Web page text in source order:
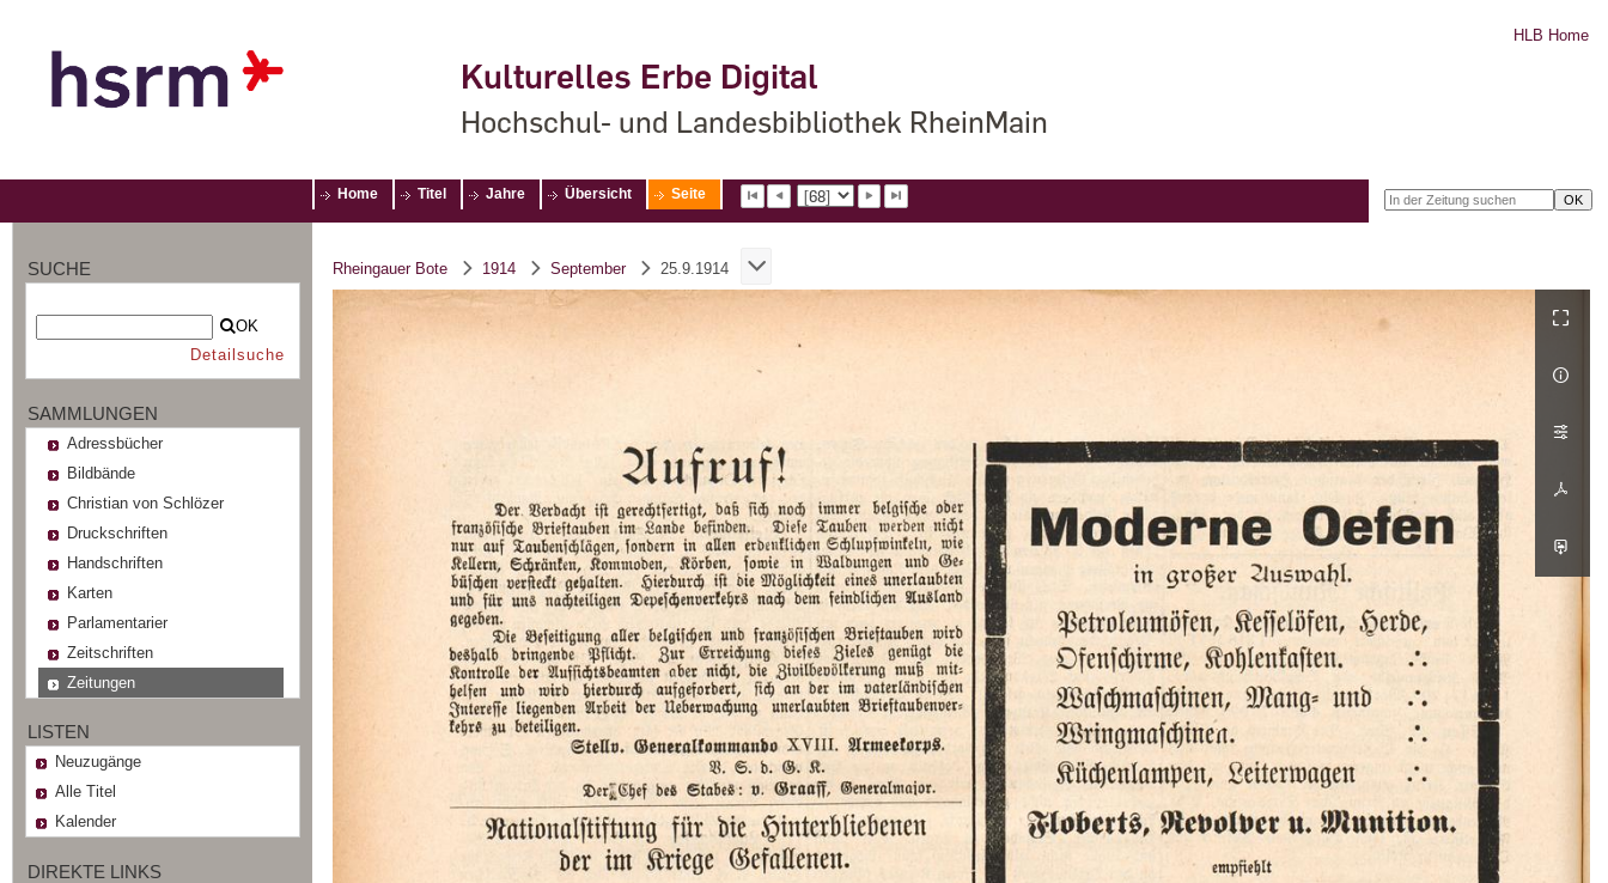
Kulturelles Erbe Digital
Hochschul- und Landesbibliothek RheinMain
HLB Home
Home Titel Jahre Übersicht Seite
SUCHE
OK
Detailsuche
SAMMLUNGEN
Adressbücher
Bildbände
Christian von Schlözer
Druckschriften
Handschriften
Karten
Parlamentarier
Zeitschriften
Zeitungen
LISTEN
Neuzugänge
Alle Titel
Kalender
DIREKTE LINKS
Rheingauer Bote 1914 September 25.9.1914